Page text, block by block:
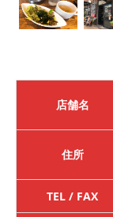
店舗名
住所
TEL / FAX